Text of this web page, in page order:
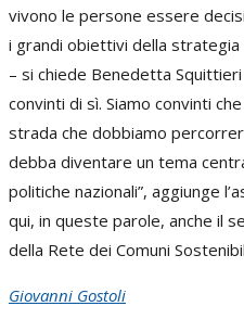
vivono le persone essere
i grandi obiettivi della strategia
– si chiede Benedetta
convinti di sì. Siamo convinti
strada che dobbiamo
debba diventare un tema
politiche nazionali”, aggiunge
qui, in queste parole, anche il
della Rete dei Comuni
Giovanni Gostoli